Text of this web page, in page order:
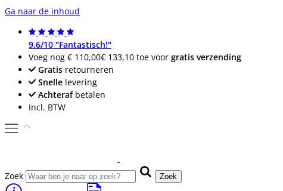
Ga naar de inhoud
9.6/10 "Fantastisch!"
Voeg nog € 110,00€ 133,10 toe voor gratis verzending
Gratis retourneren
Snelle levering
Achterafbetalen
Incl. BTW
Zoek Zoek